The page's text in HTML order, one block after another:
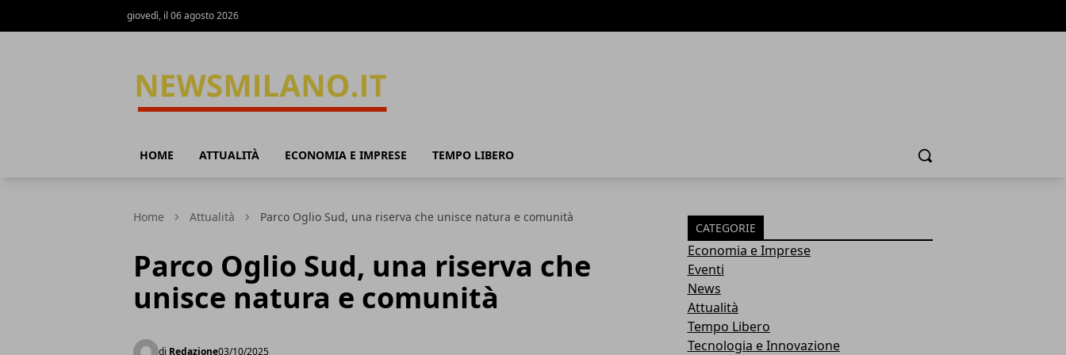
giovedì, il 06 agosto 2026
HOME ATTUALITÀ ECONOMIA E IMPRESE TEMPO LIBERO Cerca
Home Attualità Parco Oglio Sud, una riserva che unisce natura e comunità
Parco Oglio Sud, una riserva che
unisce natura e comunità
di Redazione03/10/2025
CATEGORIE
Economia e Imprese
Eventi
News
Attualità
Tempo Libero
Tecnologia e Innovazione